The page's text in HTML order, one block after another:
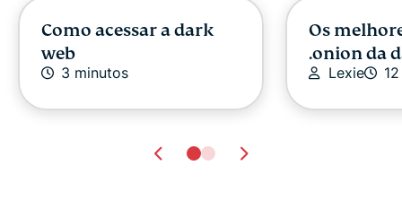
Como acessar a dark
web
3 minutos
Os
.onion da
Lexie